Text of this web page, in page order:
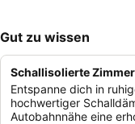
Gut zu wissen
Schallisolierte
Entspanne dich in
hochwertiger
Autobahnnähe eine